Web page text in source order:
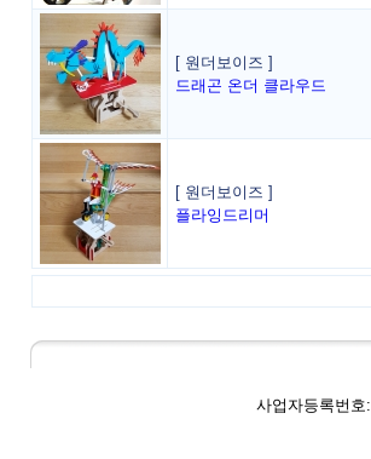
[ 원더보이즈 ]
드래곤 온더 클라우드
[ 원더보이즈 ]
플라잉드리머
사업자등록번호: